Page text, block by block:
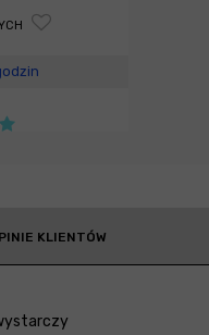
KLIENTÓW